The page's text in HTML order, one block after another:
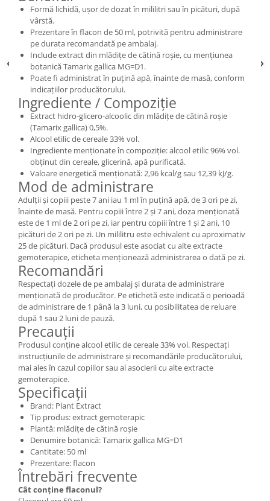
Formă lichidă, ușor de dozat în mililitri sau în picături, după
vârstă.
Prezentare în flacon de 50 ml, potrivită pentru administrare
pe durata recomandată pe ambalaj.
Include extract din mlădițe de cătină roșie, cu mențiunea
botanică Tamarix gallica MG=D1.
Poate fi administrat în puțină apă, înainte de masă, conform
indicațiilor producătorului.
Ingrediente / Compoziție
Extract hidro-glicero-alcoolic din mlădițe de cătină roșie
(Tamarix gallica) 0,5%.
Alcool etilic de cereale 33% vol.
Ingrediente menționate în compoziție: alcool etilic 96% vol.
obținut din cereale, glicerină, apă purificată.
Valoare energetică menționată: 2,96 kcal/g sau 12,39 kJ/g.
Mod de administrare
Adulții și copiii peste 7 ani iau 1 ml în puțină apă, de 3 ori pe zi,
înainte de masă. Pentru copiii între 2 și 7 ani, doza menționată
este de 1 ml de 2 ori pe zi, iar pentru copiii între 1 și 2 ani, 10
picături de 2 ori pe zi. Un mililitru este echivalent cu aproximativ
25 de picături. Dacă produsul este asociat cu alte extracte
gemoterapice, eticheta menționează administrarea o dată pe zi.
Recomandări
Respectați dozele de pe ambalaj și durata de administrare
menționată de producător. Pe etichetă este indicată o perioadă
de administrare de 1 până la 3 luni, cu posibilitatea de reluare
după 1 sau 2 luni de pauză.
Precauții
Produsul conține alcool etilic de cereale 33% vol. Respectați
instrucțiunile de administrare și recomandările producătorului,
mai ales în cazul copiilor sau al asocierii cu alte extracte
gemoterapice.
Specificații
Brand: Plant Extract
Tip produs: extract gemoterapic
Plantă: mlădițe de cătină roșie
Denumire botanică: Tamarix gallica MG=D1
Cantitate: 50 ml
Prezentare: flacon
Întrebări frecvente
Cât conține flaconul?